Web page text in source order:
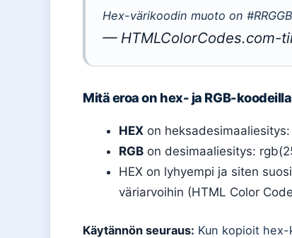
Hex-värikoodin muoto on
— HTMLColorCodes.com-
Mitä eroa on hex- ja RGB-
HEX on
RGB on desimaaliesitys:
HEX on lyhyempi ja siten
väriarvoihin (HTML Color
Käytännön seuraus: Kun kopioit